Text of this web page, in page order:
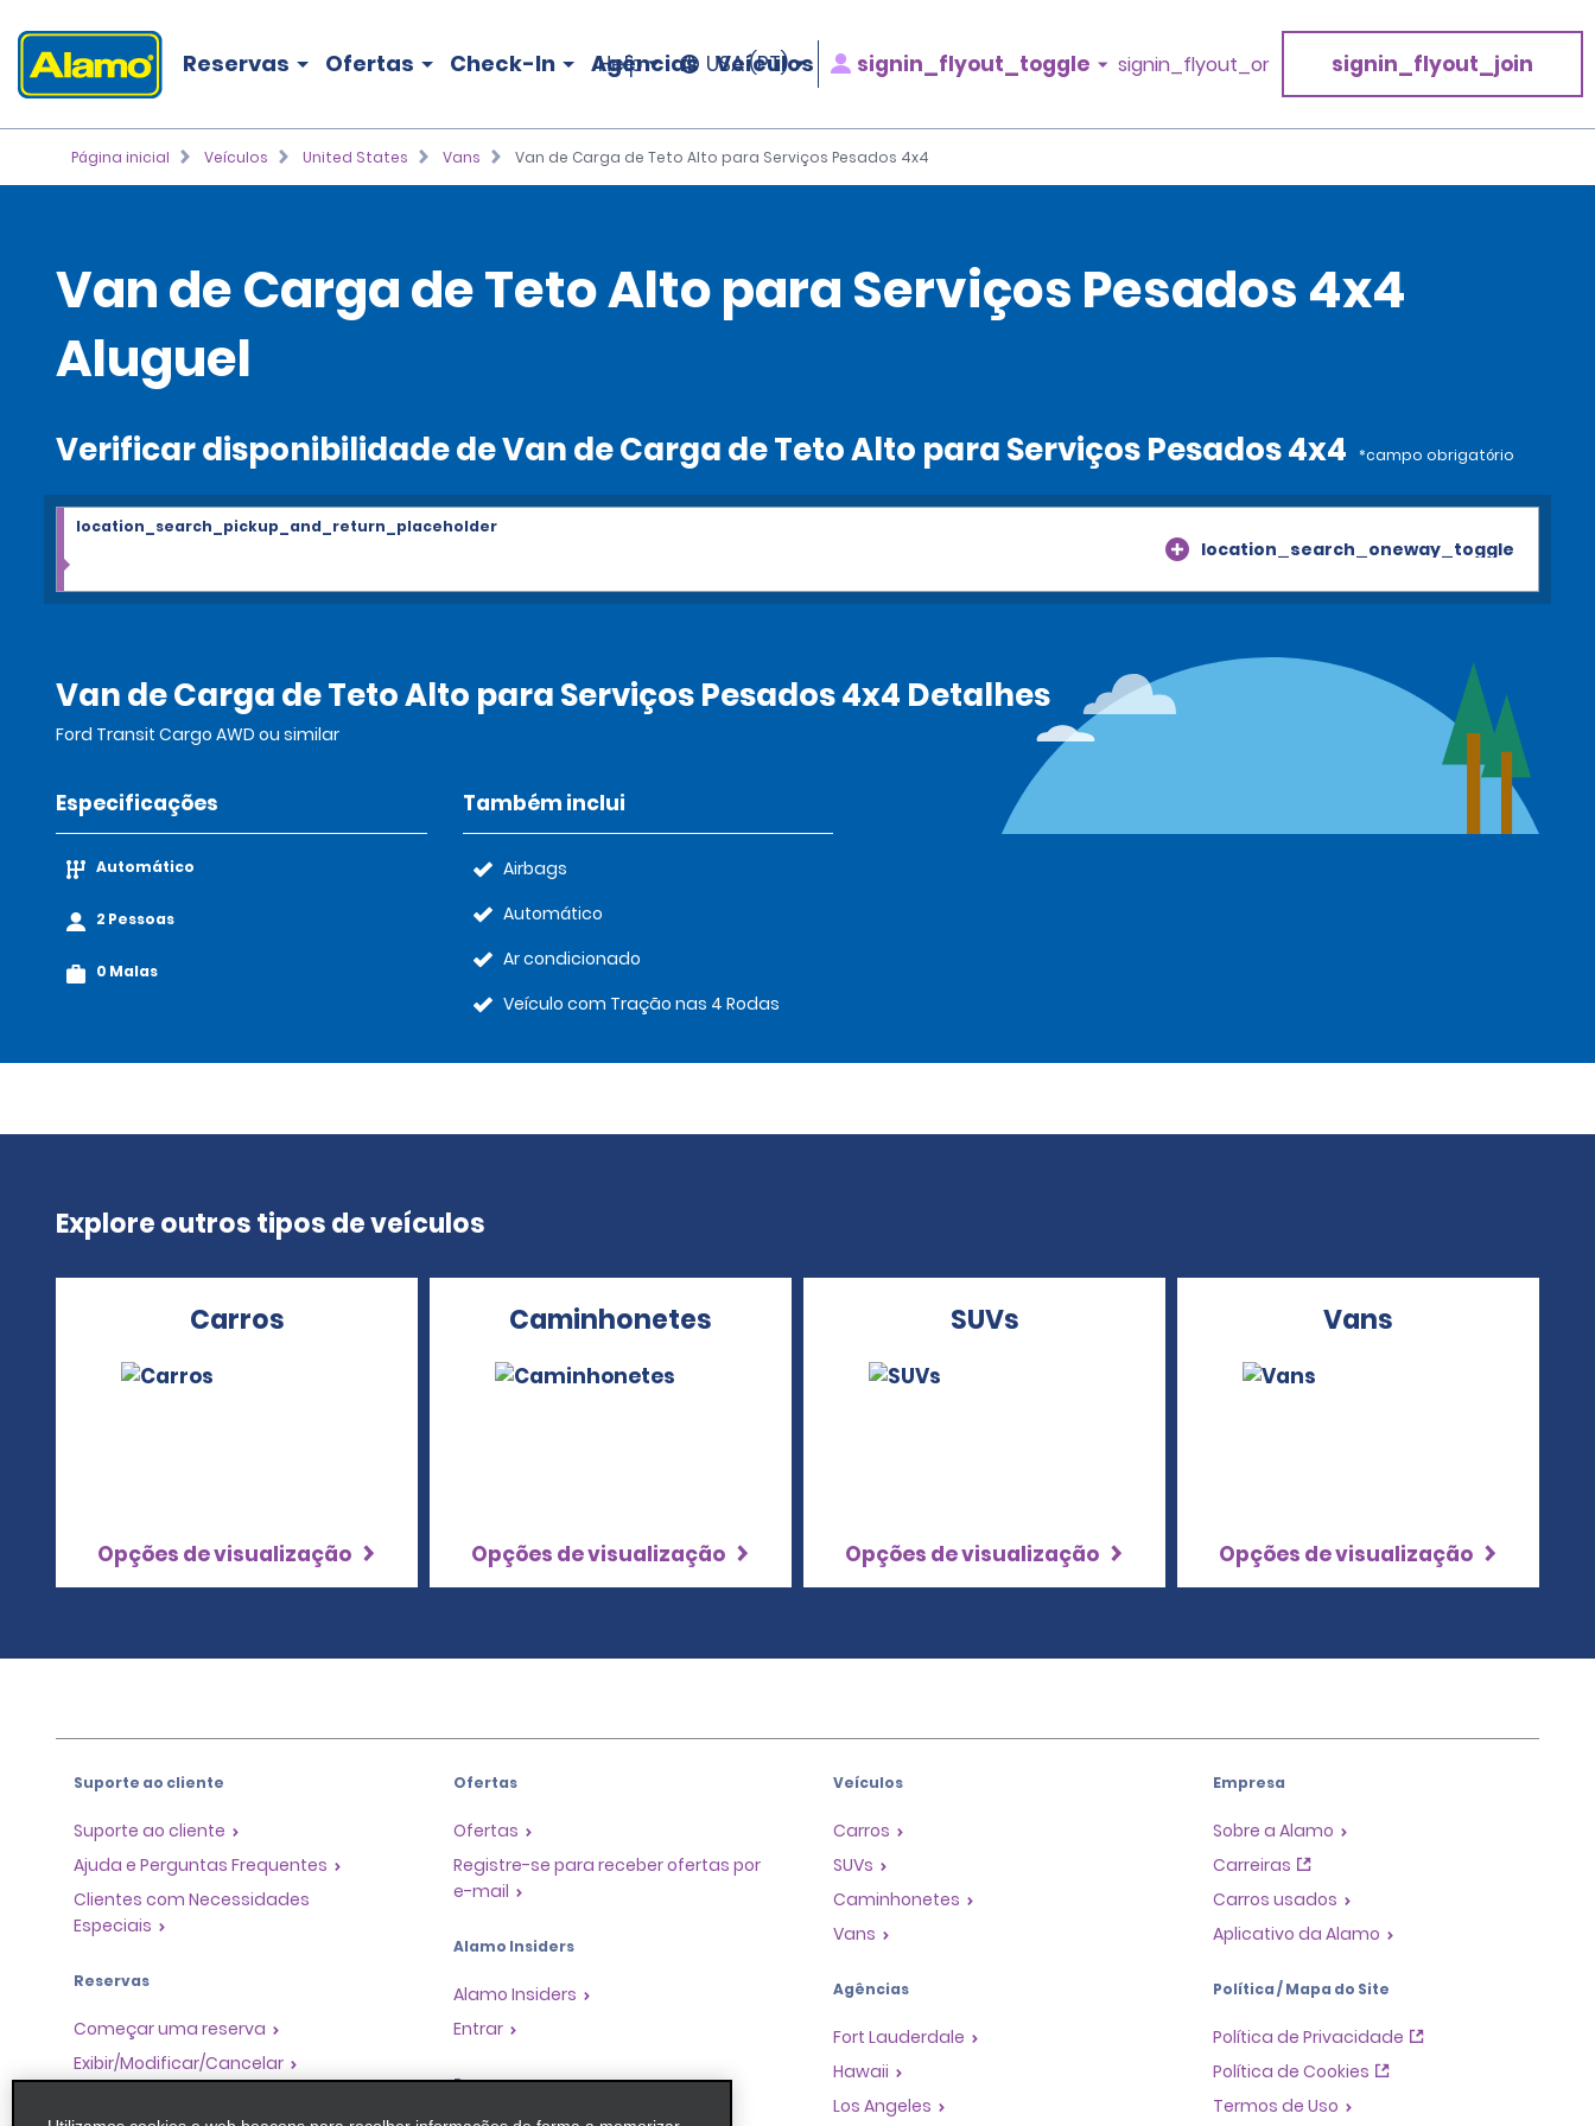
Reservas Ofertas Check-In Agências Veículos
Help USA (PT) signin_flyout_toggle signin_flyout_or signin_flyout_join
Página inicial Veículos United States Vans Van de Carga de Teto Alto para Serviços Pesados 4x4
Van de Carga de Teto Alto para Serviços Pesados 4x4
Aluguel
Verificar disponibilidade de Van de Carga de Teto Alto para Serviços Pesados 4x4 *campo obrigatório
location_search_oneway_toggle
location_search_pickup_and_return_placeholder
Van de Carga de Teto Alto para Serviços Pesados 4x4 Detalhes
Ford Transit Cargo AWD ou similar
Especificações
Automático
2 Pessoas
0 Malas
Também inclui
Airbags
Automático
Ar condicionado
Veículo com Tração nas 4 Rodas
Explore outros tipos de veículos
Carros
Opções de visualização
Caminhonetes
Opções de visualização
SUVs
Opções de visualização
Vans
Opções de visualização
Suporte ao cliente
Suporte ao cliente
Ajuda e Perguntas Frequentes
Clientes com Necessidades
Especiais
Reservas
Começar uma reserva
Exibir/Modificar/Cancelar
Ofertas
Ofertas
Registre-se para receber ofertas por
e-mail
Alamo Insiders
Alamo Insiders
Entrar
Programas
Veículos
Carros
SUVs
Caminhonetes
Vans
Agências
Fort Lauderdale
Hawaii
Los Angeles
Empresa
Sobre a Alamo
Carreiras
Carros usados
Aplicativo da Alamo
Política / Mapa do Site
Política de Privacidade
Política de Cookies
Termos de Uso